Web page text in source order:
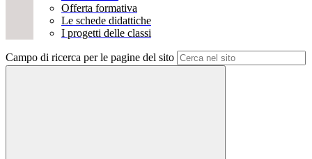
Offerta formativa
Le schede didattiche
I progetti delle classi
Campo di ricerca per le pagine del sito